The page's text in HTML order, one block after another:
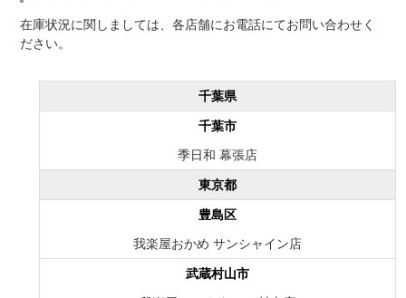
在庫状況に関しましては、各店舗にお電話にてお問い合わせく
ださい。
千葉県
千葉市
季日和 幕張店
東京都
豊島区
我楽屋おかめ サンシャイン店
武蔵村山市